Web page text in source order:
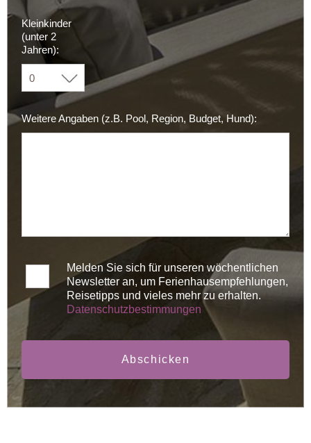
Kleinkinder
(unter 2
Jahren):
Weitere Angaben (z.B. Pool, Region, Budget, Hund):
Melden Sie sich für unseren wöchentlichen
Newsletter an, um Ferienhausempfehlungen,
Reisetipps und vieles mehr zu erhalten.
Datenschutzbestimmungen
Abschicken